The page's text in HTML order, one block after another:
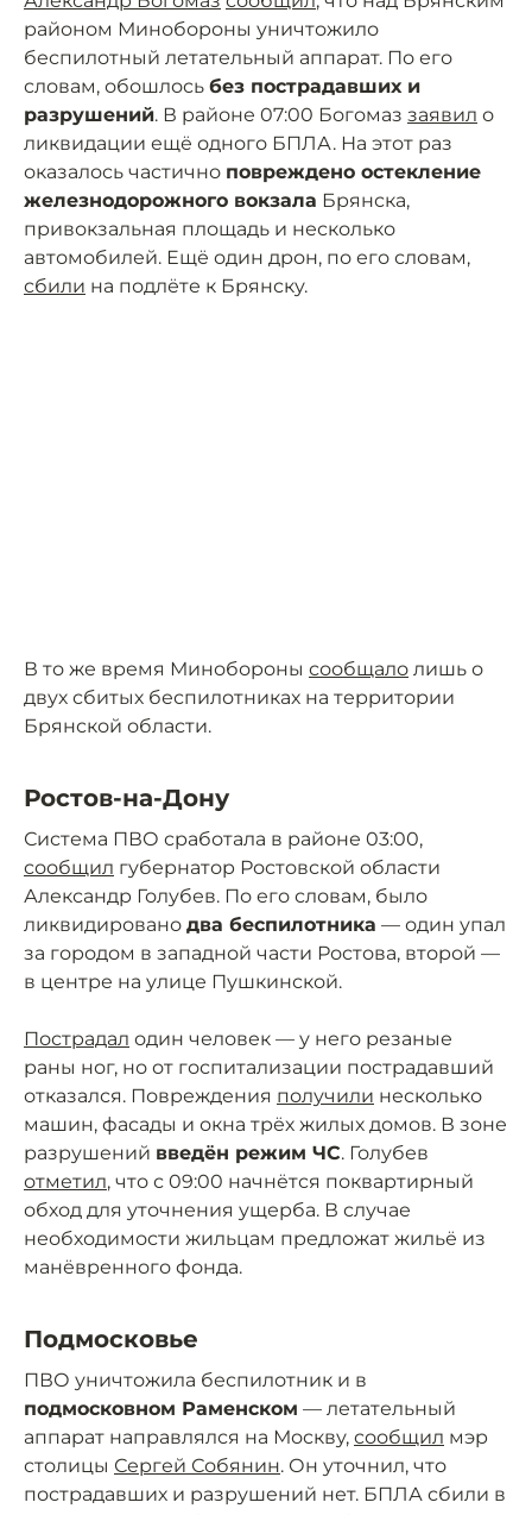
районом Минобороны уничтожило
беспилотный летательный аппарат. По его
словам, обошлось без пострадавших и
разрушений. В районе 07:00 Богомаз заявил о
ликвидации ещё одного БПЛА. На этот раз
оказалось частично повреждено остекление
железнодорожного вокзала Брянска,
привокзальная площадь и несколько
автомобилей. Ещё один дрон, по его словам,
сбили на подлёте к Брянску.
В то же время Минобороны сообщало лишь о
двух сбитых беспилотниках на территории
Брянской области.
Ростов-на-Дону
Система ПВО сработала в районе 03:00,
сообщил губернатор Ростовской области
Александр Голубев. По его словам, было
ликвидировано два беспилотника — один упал
за городом в западной части Ростова, второй —
в центре на улице Пушкинской.
Пострадал один человек — у него резаные
раны ног, но от госпитализации пострадавший
отказался. Повреждения получили несколько
машин, фасады и окна трёх жилых домов. В зоне
разрушений введён режим ЧС. Голубев
отметил, что с 09:00 начнётся поквартирный
обход для уточнения ущерба. В случае
необходимости жильцам предложат жильё из
манёвренного фонда.
Подмосковье
ПВО уничтожила беспилотник и в
подмосковном Раменском — летательный
аппарат направлялся на Москву, сообщил мэр
столицы Сергей Собянин. Он уточнил, что
пострадавших и разрушений нет. БПЛА сбили в